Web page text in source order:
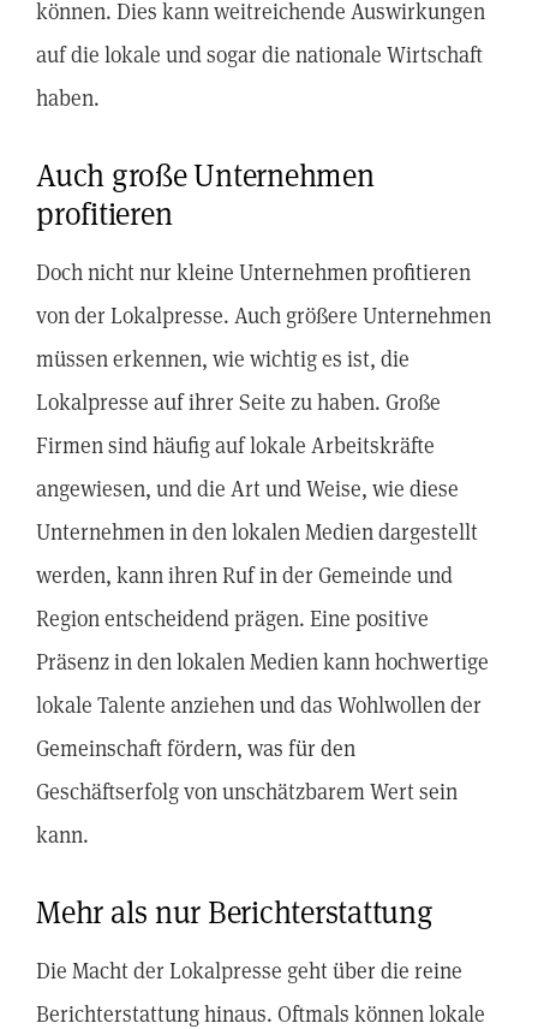
können. Dies kann weitreichende Auswirkungen
auf die lokale und sogar die nationale Wirtschaft
haben.
Auch große Unternehmen
profitieren
Doch nicht nur kleine Unternehmen profitieren
von der Lokalpresse. Auch größere Unternehmen
müssen erkennen, wie wichtig es ist, die
Lokalpresse auf ihrer Seite zu haben. Große
Firmen sind häufig auf lokale Arbeitskräfte
angewiesen, und die Art und Weise, wie diese
Unternehmen in den lokalen Medien dargestellt
werden, kann ihren Ruf in der Gemeinde und
Region entscheidend prägen. Eine positive
Präsenz in den lokalen Medien kann hochwertige
lokale Talente anziehen und das Wohlwollen der
Gemeinschaft fördern, was für den
Geschäftserfolg von unschätzbarem Wert sein
kann.
Mehr als nur Berichterstattung
Die Macht der Lokalpresse geht über die reine
Berichterstattung hinaus. Oftmals können lokale